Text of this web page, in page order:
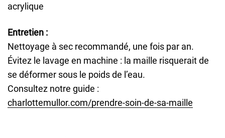
acrylique
Entretien :
Nettoyage à sec recommandé, une fois par an.
Évitez le lavage en machine : la maille risquerait de
se déformer sous le poids de l’eau.
Consultez notre guide :
charlottemullor.com/prendre-soin-de-sa-maille